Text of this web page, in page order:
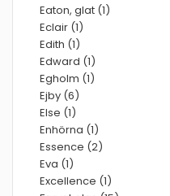
Eaton, glat (1)
Eclair (1)
Edith (1)
Edward (1)
Egholm (1)
Ejby (6)
Else (1)
Enhörna (1)
Essence (2)
Eva (1)
Excellence (1)